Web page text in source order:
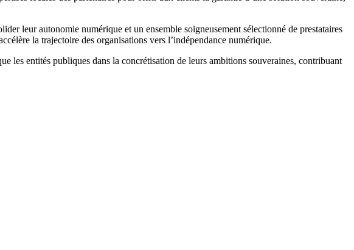
leur autonomie numérique et un ensemble soigneusement sélectionné de prestataires
la trajectoire des organisations vers l’indépendance numérique.
les entités publiques dans la concrétisation de leurs ambitions souveraines, contribuant